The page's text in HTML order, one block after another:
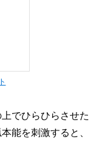
でひらひらさせた
能を刺激すると、